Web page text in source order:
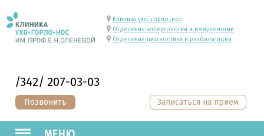
/342/ 207-03-03
Позвонить
Клиника ухо, горло, нос
Отделение аллергологии и иммунологии
Отделение диагностики и реабилитации
Записаться на прием